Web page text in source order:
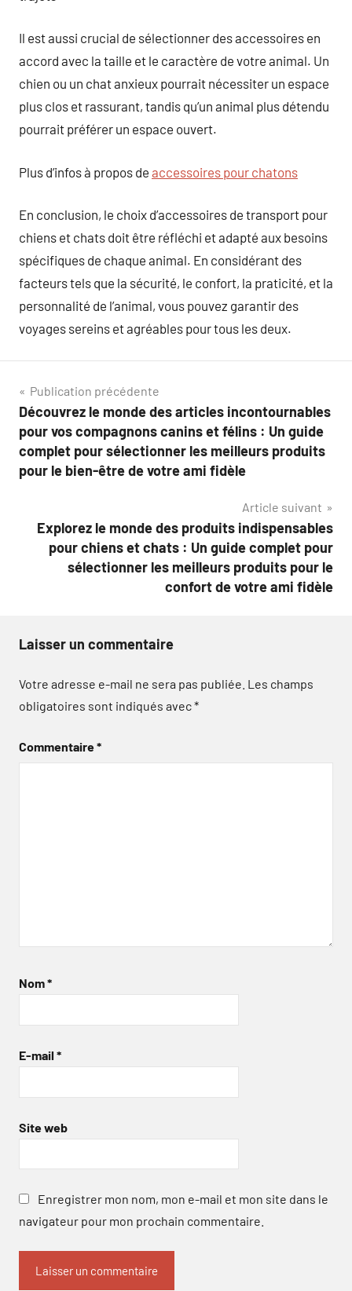
Il est aussi crucial de sélectionner des accessoires en
accord avec la taille et le caractère de votre animal. Un
chien ou un chat anxieux pourrait nécessiter un espace
plus clos et rassurant, tandis qu’un animal plus détendu
pourrait préférer un espace ouvert.
Plus d’infos à propos de accessoires pour chatons
En conclusion, le choix d’accessoires de transport pour
chiens et chats doit être réfléchi et adapté aux besoins
spécifiques de chaque animal. En considérant des
facteurs tels que la sécurité, le confort, la praticité, et la
personnalité de l’animal, vous pouvez garantir des
voyages sereins et agréables pour tous les deux.
Navigation
de
l’article
Publication précédente
Découvrez le monde des articles incontournables
pour vos compagnons canins et félins : Un guide
complet pour sélectionner les meilleurs produits
pour le bien-être de votre ami fidèle
Article suivant
Explorez le monde des produits indispensables
pour chiens et chats : Un guide complet pour
sélectionner les meilleurs produits pour le
confort de votre ami fidèle
Laisser un commentaire
Votre adresse e-mail ne sera pas publiée. Les champs
obligatoires sont indiqués avec*
Commentaire*
Nom*
E-mail *
Site web
Enregistrer mon nom, mon e-mail et mon site dans le
navigateur pour mon prochain commentaire.